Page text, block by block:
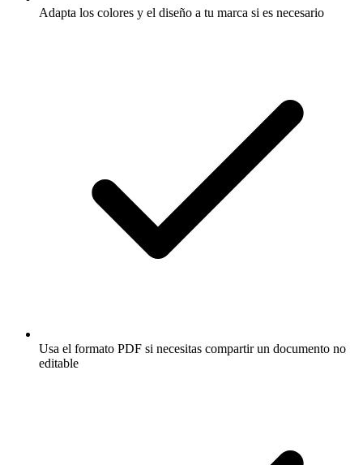
Adapta los colores y el diseño a tu marca si es necesario
Usa el formato PDF si necesitas compartir un documento no
editable